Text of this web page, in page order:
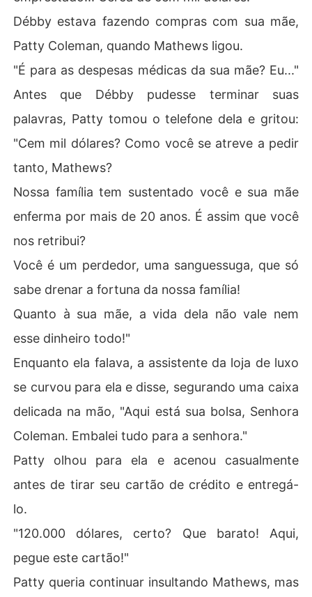
Débby estava fazendo compras com sua mãe,
Patty Coleman, quando Mathews ligou.
"É para as despesas médicas da sua mãe? Eu..."
Antes que Débby pudesse terminar suas
palavras, Patty tomou o telefone dela e gritou:
"Cem mil dólares? Como você se atreve a pedir
tanto, Mathews?
Nossa família tem sustentado você e sua mãe
enferma por mais de 20 anos. É assim que você
nos retribui?
Você é um perdedor, uma sanguessuga, que só
sabe drenar a fortuna da nossa família!
Quanto à sua mãe, a vida dela não vale nem
esse dinheiro todo!"
Enquanto ela falava, a assistente da loja de luxo
se curvou para ela e disse, segurando uma caixa
delicada na mão, "Aqui está sua bolsa, Senhora
Coleman. Embalei tudo para a senhora."
Patty olhou para ela e acenou casualmente
antes de tirar seu cartão de crédito e entregá-
lo.
"120.000 dólares, certo? Que barato! Aqui,
pegue este cartão!"
Patty queria continuar insultando Mathews, mas